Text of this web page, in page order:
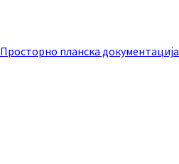
Просторно планска документација